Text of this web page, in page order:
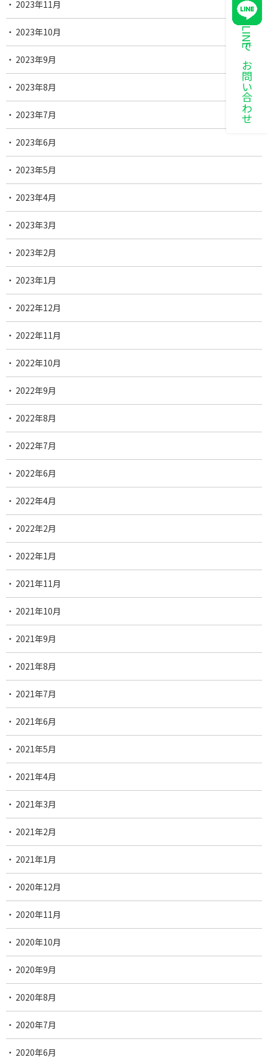
LINEでお問い合わせ
2023年11月
2023年10月
2023年9月
2023年8月
2023年7月
2023年6月
2023年5月
2023年4月
2023年3月
2023年2月
2023年1月
2022年12月
2022年11月
2022年10月
2022年9月
2022年8月
2022年7月
2022年6月
2022年4月
2022年2月
2022年1月
2021年11月
2021年10月
2021年9月
2021年8月
2021年7月
2021年6月
2021年5月
2021年4月
2021年3月
2021年2月
2021年1月
2020年12月
2020年11月
2020年10月
2020年9月
2020年8月
2020年7月
2020年6月